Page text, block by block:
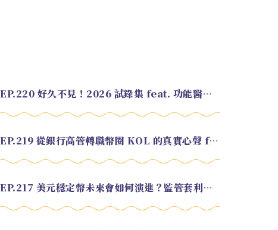
EP.220 好久不見！2026 試錄集 feat. 功能醫學營養師 美寶
EP.219 從銀行高管轉職幣圈 KOL 的真實心聲 feat.龜大
EP.217 美元穩定幣未來會如何演進？監管套利終將收斂？feat. 研究員 余哲安